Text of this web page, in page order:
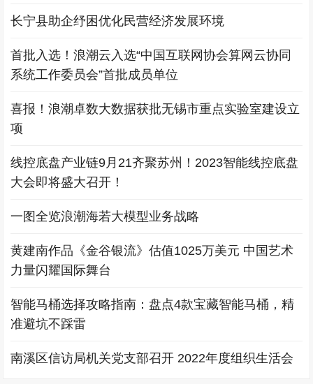
长宁县助企纾困优化民营经济发展环境
首批入选！浪潮云入选“中国互联网协会算网云协同
系统工作委员会”首批成员单位
喜报！浪潮卓数大数据获批无锡市重点实验室建设立
项
线控底盘产业链9月21齐聚苏州！2023智能线控底盘
大会即将盛大召开！
一图全览浪潮海若大模型业务战略
黄建南作品《金谷银流》估值1025万美元 中国艺术
力量闪耀国际舞台
智能马桶选择攻略指南：盘点4款宝藏智能马桶，精
准避坑不踩雷
南溪区信访局机关党支部召开 2022年度组织生活会